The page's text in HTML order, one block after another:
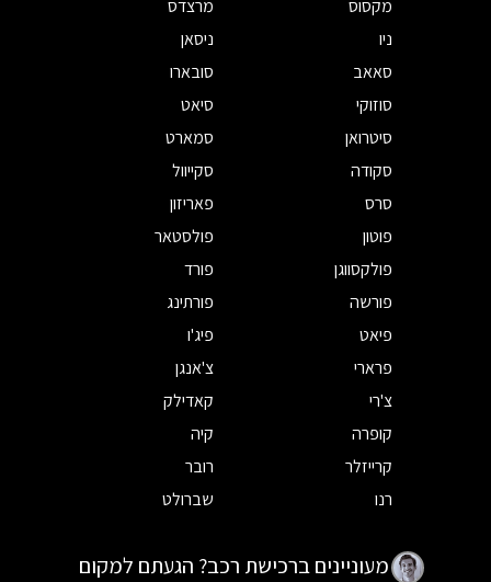
מקסוס
מרצדס
ניו
ניסאן
סאאב
סובארו
סוזוקי
סיאט
סיטרואן
סמארט
סקודה
סקייוול
סרס
פאריזון
פוטון
פולסטאר
פולקסווגן
פורד
פורשה
פורתינג
פיאט
פיג'ו
פרארי
צ'אנגן
צ'רי
קאדילק
קופרה
קיה
קרייזלר
רובר
רנו
שברולט
מעוניינים ברכישת רכב? הגעתם למקום